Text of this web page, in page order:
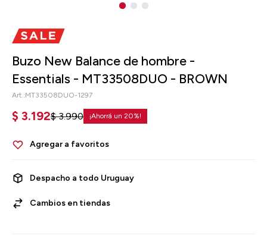
Buzo New Balance de hombre -
Essentials - MT33508DUO - BROWN
MT33508DUO-1297
$ 3.192$ 3.990 20
Despacho a todo Uruguay
Cambios en tiendas